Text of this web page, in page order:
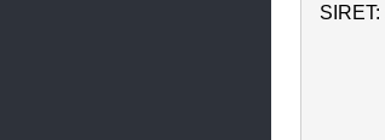
SIRET: